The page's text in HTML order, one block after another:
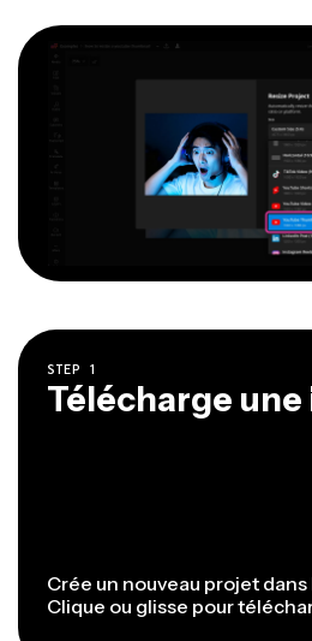
STEP 1
Télécharge une
Crée un nouveau projet
Clique ou glisse pour